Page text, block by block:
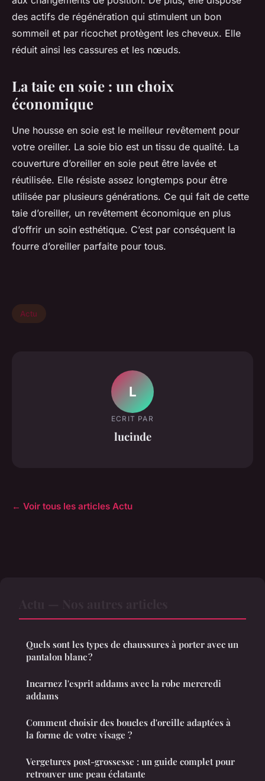
des actifs de régénération qui stimulent un bon
sommeil et par ricochet protègent les cheveux. Elle
réduit ainsi les cassures et les nœuds.
La taie en soie : un choix
économique
Une housse en soie est le meilleur revêtement pour
votre oreiller. La soie bio est un tissu de qualité. La
couverture d’oreiller en soie peut être lavée et
réutilisée. Elle résiste assez longtemps pour être
utilisée par plusieurs générations. Ce qui fait de cette
taie d’oreiller, un revêtement économique en plus
d’offrir un soin esthétique. C’est par conséquent la
fourre d’oreiller parfaite pour tous.
Actu
L
ECRIT PAR
lucinde
← Voir tous les articles Actu
Quels sont les types de chaussures à porter avec un
pantalon blanc ?
Incarnez l'esprit addams avec la robe mercredi
addams
Comment choisir des boucles d'oreille adaptées à
la forme de votre visage ?
Vergetures post-grossesse : un guide complet pour
retrouver une peau éclatante